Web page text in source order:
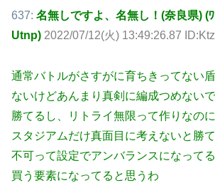
637: 名無しですよ、名無し！(奈良県) (
Utnp) 2022/07/12(火) 13:49:26.87
通常バトルがさすがに育ちきってない
ないけどあんまり真剣に編成つめない
勝てるし、リトライ無限って作りなのに
スタジアムだけ真面目に考えないと勝
不可って設定でアンバランスになって
買う要素になってると思うわ